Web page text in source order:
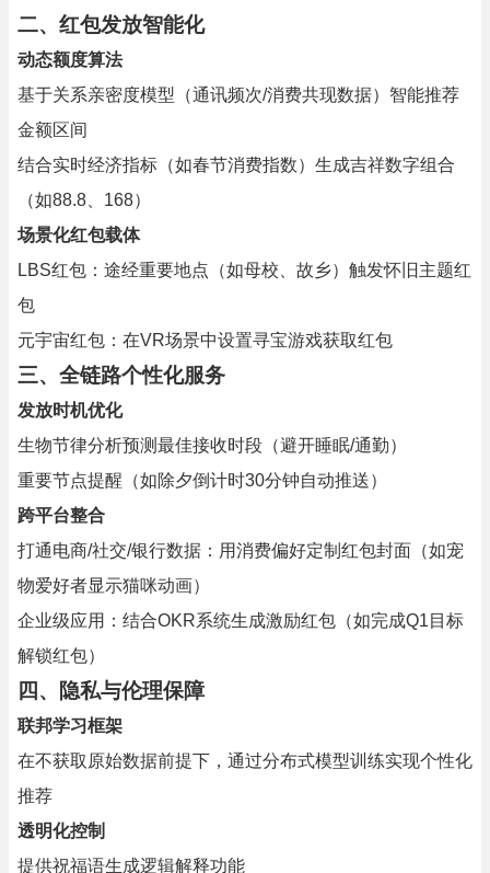
二、红包发放智能化
动态额度算法
基于关系亲密度模型（通讯频次/消费共现数据）智能推荐
金额区间
结合实时经济指标（如春节消费指数）生成吉祥数字组合
（如88.8、168）
场景化红包载体
LBS红包：途经重要地点（如母校、故乡）触发怀旧主题红
包
元宇宙红包：在VR场景中设置寻宝游戏获取红包
三、全链路个性化服务
发放时机优化
生物节律分析预测最佳接收时段（避开睡眠/通勤）
重要节点提醒（如除夕倒计时30分钟自动推送）
跨平台整合
打通电商/社交/银行数据：用消费偏好定制红包封面（如宠
物爱好者显示猫咪动画）
企业级应用：结合OKR系统生成激励红包（如完成Q1目标
解锁红包）
四、隐私与伦理保障
联邦学习框架
在不获取原始数据前提下，通过分布式模型训练实现个性化
推荐
透明化控制
提供祝福语生成逻辑解释功能